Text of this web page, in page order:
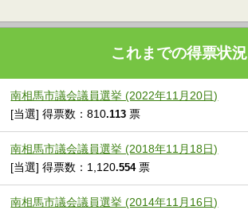
これまでの得票状況
南相馬市議会議員選挙 (2022年11月20日)
[当選] 得票数：810.113 票
南相馬市議会議員選挙 (2018年11月18日)
[当選] 得票数：1,120.554票
南相馬市議会議員選挙 (2014年11月16日)